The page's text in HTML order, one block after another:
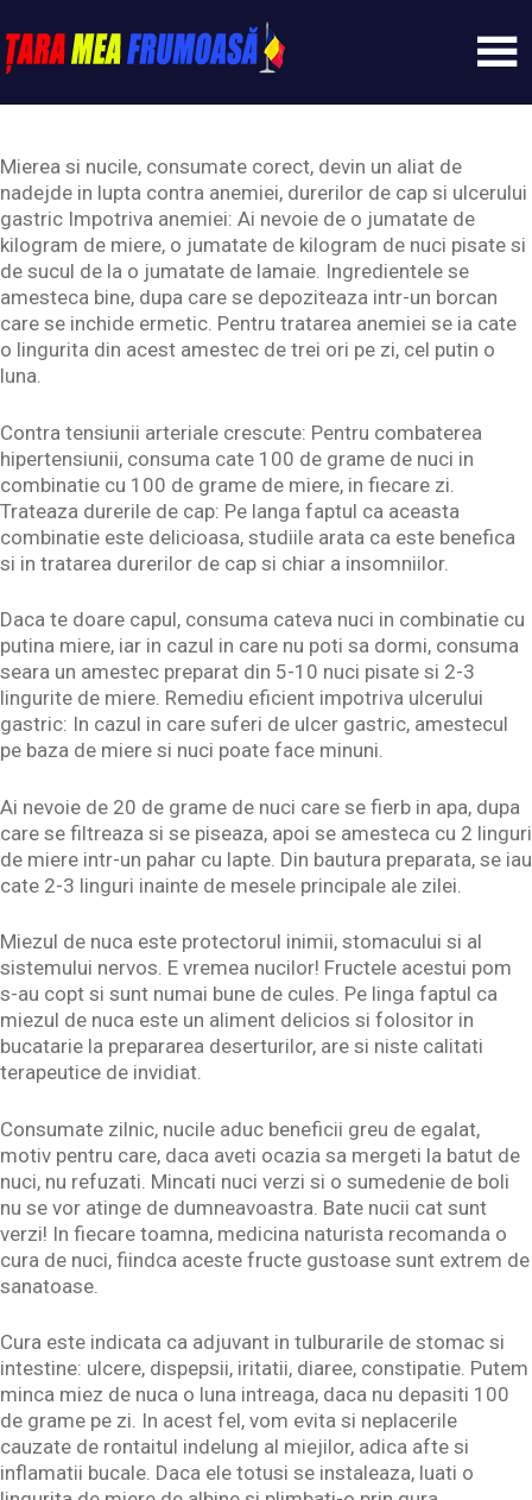
to
content
Tarameafrumoasa
Mierea si nucile, consumate corect, devin un aliat de
nadejde in lupta contra anemiei, durerilor de cap si ulcerului
gastric Impotriva anemiei: Ai nevoie de o jumatate de
kilogram de miere, o jumatate de kilogram de nuci pisate si
de sucul de la o jumatate de lamaie. Ingredientele se
amesteca bine, dupa care se depoziteaza intr-un borcan
care se inchide ermetic. Pentru tratarea anemiei se ia cate
o lingurita din acest amestec de trei ori pe zi, cel putin o
luna.
Contra tensiunii arteriale crescute: Pentru combaterea
hipertensiunii, consuma cate 100 de grame de nuci in
combinatie cu 100 de grame de miere, in fiecare zi.
Trateaza durerile de cap: Pe langa faptul ca aceasta
combinatie este delicioasa, studiile arata ca este benefica
si in tratarea durerilor de cap si chiar a insomniilor.
Daca te doare capul, consuma cateva nuci in combinatie cu
putina miere, iar in cazul in care nu poti sa dormi, consuma
seara un amestec preparat din 5-10 nuci pisate si 2-3
lingurite de miere. Remediu eficient impotriva ulcerului
gastric: In cazul in care suferi de ulcer gastric, amestecul
pe baza de miere si nuci poate face minuni.
Ai nevoie de 20 de grame de nuci care se fierb in apa, dupa
care se filtreaza si se piseaza, apoi se amesteca cu 2 linguri
de miere intr-un pahar cu lapte. Din bautura preparata, se iau
cate 2-3 linguri inainte de mesele principale ale zilei.
Miezul de nuca este protectorul inimii, stomacului si al
sistemului nervos. E vremea nucilor! Fructele acestui pom
s-au copt si sunt numai bune de cules. Pe linga faptul ca
miezul de nuca este un aliment delicios si folositor in
bucatarie la prepararea deserturilor, are si niste calitati
terapeutice de invidiat.
Consumate zilnic, nucile aduc beneficii greu de egalat,
motiv pentru care, daca aveti ocazia sa mergeti la batut de
nuci, nu refuzati. Mincati nuci verzi si o sumedenie de boli
nu se vor atinge de dumneavoastra. Bate nucii cat sunt
verzi! In fiecare toamna, medicina naturista recomanda o
cura de nuci, fiindca aceste fructe gustoase sunt extrem de
sanatoase.
Cura este indicata ca adjuvant in tulburarile de stomac si
intestine: ulcere, dispepsii, iritatii, diaree, constipatie. Putem
minca miez de nuca o luna intreaga, daca nu depasiti 100
de grame pe zi. In acest fel, vom evita si neplacerile
cauzate de rontaitul indelung al miejilor, adica afte si
inflamatii bucale. Daca ele totusi se instaleaza, luati o